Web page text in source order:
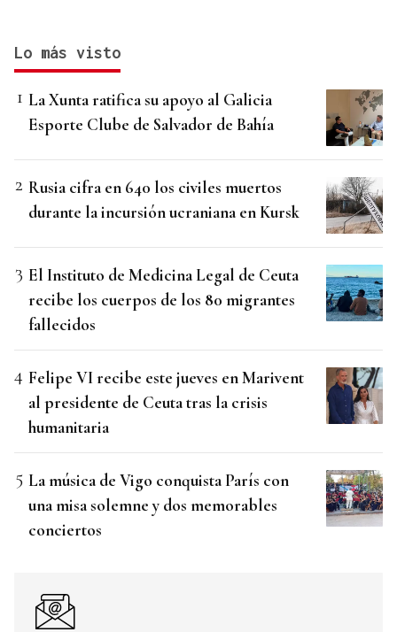
Lo más visto
La Xunta ratifica su apoyo al Galicia
Esporte Clube de Salvador de Bahía
Rusia cifra en 640 los civiles muertos
durante la incursión ucraniana en Kursk
El Instituto de Medicina Legal de Ceuta
recibe los cuerpos de los 80 migrantes
fallecidos
Felipe VI recibe este jueves en Marivent
al presidente de Ceuta tras la crisis
humanitaria
La música de Vigo conquista París con
una misa solemne y dos memorables
conciertos